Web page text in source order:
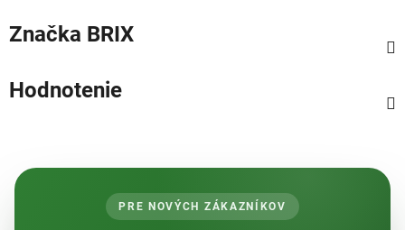
Značka BRIX
Hodnotenie
PRE NOVÝCH ZÁKAZNÍKOV